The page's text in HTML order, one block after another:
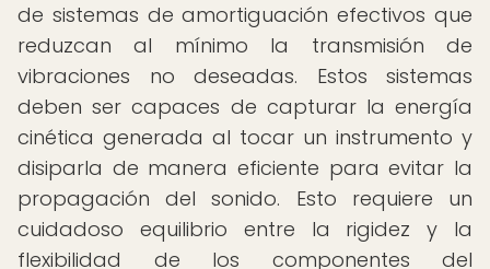
de sistemas de amortiguación efectivos que
reduzcan al mínimo la transmisión de
vibraciones no deseadas. Estos sistemas
deben ser capaces de capturar la energía
cinética generada al tocar un instrumento y
disiparla de manera eficiente para evitar la
propagación del sonido. Esto requiere un
cuidadoso equilibrio entre la rigidez y la
flexibilidad de los componentes del